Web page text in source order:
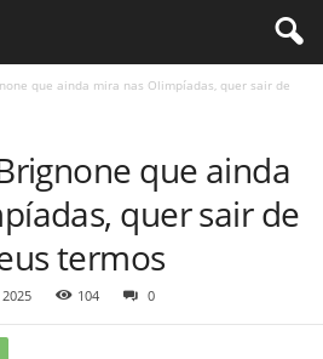
que ainda mira nas Olimpíadas, quer sair de
que ainda
quer sair de
termos
104 0